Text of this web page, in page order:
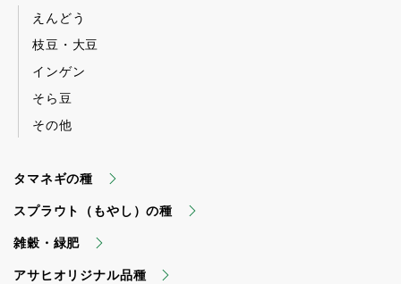
えんどう
枝豆・大豆
インゲン
そら豆
その他
タマネギの種
スプラウト（もやし）の種
雑穀・緑肥
アサヒオリジナル品種